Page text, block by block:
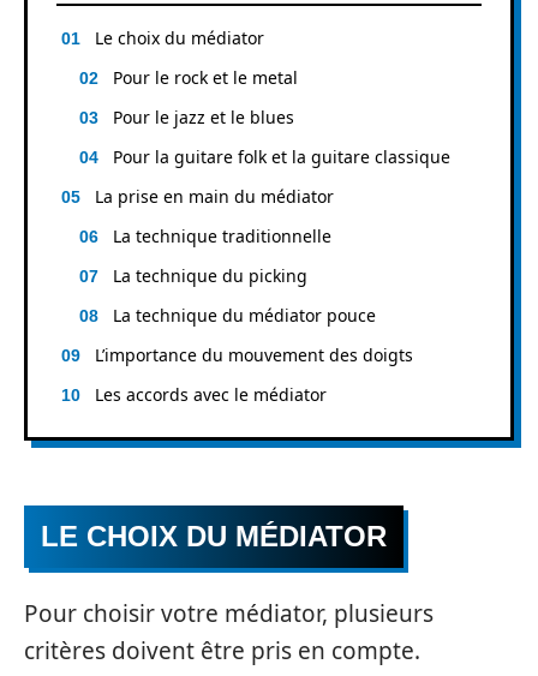
Le choix du médiator
Pour le rock et le metal
Pour le jazz et le blues
Pour la guitare folk et la guitare classique
La prise en main du médiator
La technique traditionnelle
La technique du picking
La technique du médiator pouce
L’importance du mouvement des doigts
Les accords avec le médiator
LE CHOIX DU MÉDIATOR
Pour choisir votre médiator, plusieurs
critères doivent être pris en compte.